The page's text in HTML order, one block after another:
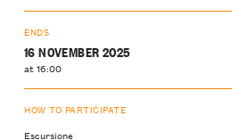
ENDS
16 NOVEMBER 2025
at 16:00
HOW TO PARTICIPATE
Escursione